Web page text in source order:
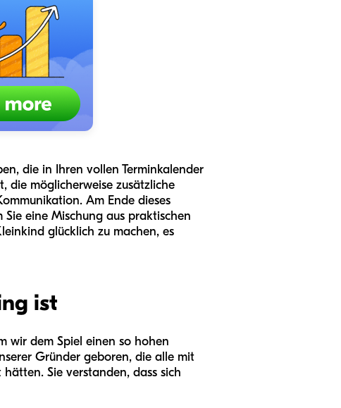
die in Ihren vollen Terminkalender
die möglicherweise zusätzliche
Am Ende dieses
eine Mischung aus praktischen
glücklich zu machen, es
ist
wir dem Spiel einen so hohen
Gründer geboren, die alle mit
Sie verstanden, dass sich